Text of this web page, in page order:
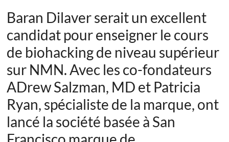
Baran Dilaver serait un excellent
candidat pour enseigner le cours
de biohacking de niveau supérieur
sur NMN. Avec les co-fondateurs
ADrew Salzman, MD et Patricia
Ryan, spécialiste de la marque, ont
lancé la société basée à San